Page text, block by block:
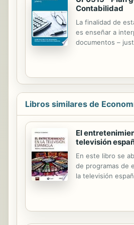
Contabilidad
La finalidad de
es enseñar a
documentos –
mercantiles
la actividad
en la realización
contables.
operaciones
el método
Por último, se
libros auxiliares
de inversión
del impuesto
Libros similares de
El
televisión
En este libro se
de programas de
la televisión
triple
Enrique Guerrero
histórico de más